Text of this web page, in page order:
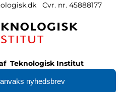
Cvr. nr. 45888177
Teknologisk Institut
nyhedsbrev